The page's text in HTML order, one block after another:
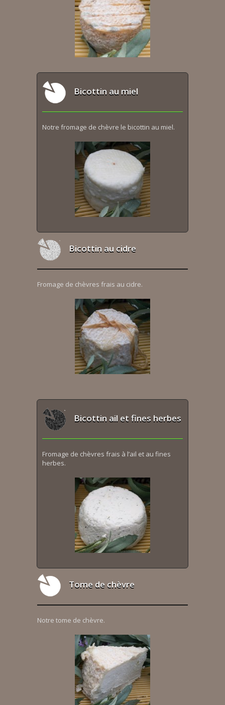
Bicottin au miel
Notre fromage de chèvre le bicottin au miel.
Bicottin au cidre
Fromage de chèvres frais au cidre.
Bicottin ail et fines herbes
Fromage de chèvres frais à l’ail et au fines
herbes.
Tome de chèvre
Notre tome de chèvre.